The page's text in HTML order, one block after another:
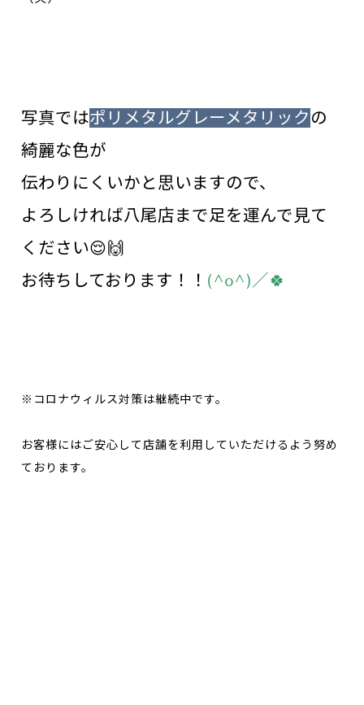
写真ではポリメタルグレーメタリック の
綺麗な色が
伝わりにくいかと思いますので、
よろしければ八尾店まで足を運んで見て
ください😌🙌
お待ちしております！！ (^o^)／🍀
※コロナウィルス対策は継続中です。
お客様にはご安心して店舗を利用していただけるよう努め
ております。